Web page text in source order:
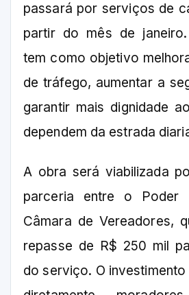
passará por serviços de
partir do mês de
tem como objetivo
de tráfego, aumentar a
garantir mais dignidade
dependem da estrada
A obra será viabilizada
parceria entre o Poder
Câmara de Vereadores,
repasse de R$ 250 mil
do serviço. O